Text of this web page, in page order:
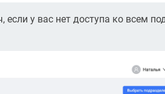
у вас нет доступа ко всем